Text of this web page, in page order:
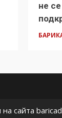
не
сайта